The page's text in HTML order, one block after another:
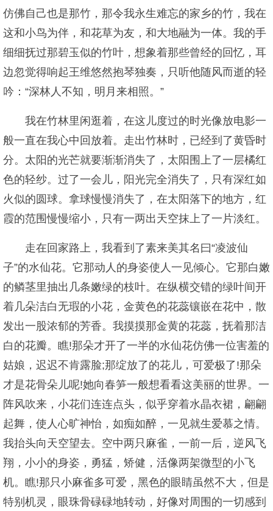
仿佛自己也是那竹，那令我永生难忘的家乡的竹，我在
这和小鸟为伴，和花草为友，和大地融为一体。我的手
细细抚过那碧玉似的竹叶，想象着那些曾经的回忆，耳
边忽觉得响起王维悠然抱琴独奏，只听他随风而逝的轻
吟：“深林人不知，明月来相照。”
我在竹林里闲逛着，在这儿度过的时光像放电影一
般一直在我心中回放着。走出竹林时，已经到了黄昏时
分。太阳的光芒就要渐渐消失了，太阳围上了一层橘红
色的轻纱。过了一会儿，阳光完全消失了，只有深红如
火似的圆球。拿球慢慢消失了，在太阳落下的地方，红
霞的范围慢慢缩小，只有一两出天空抹上了一片淡红。
走在回家路上，我看到了素来美其名曰“凌波仙
子”的水仙花。它那动人的身姿使人一见倾心。它那白嫩
的鳞茎里抽出几条嫩绿的枝叶。在纵横交错的绿叶间开
着几朵洁白无瑕的小花，金黄色的花蕊镶嵌在花中，散
发出一股浓郁的芳香。我摸摸那金黄的花蕊，抚着那洁
白的花瓣。瞧!那朵才开了一半的水仙花仿佛一位害羞的
姑娘，迟迟不肯露脸;那绽放了的花儿，可爱极了!那朵
才是花骨朵儿呢!她向春笋一般想看看这美丽的世界。一
阵风吹来，小花们连连点头，似乎穿着水晶衣裙，翩翩
起舞，使人心旷神怡，如痴如醉，一见就生爱慕之情。
我抬头向天空望去。空中两只麻雀，一前一后，逆风飞
翔，小小的身姿，勇猛，矫健，活像两架微型的小飞
机。瞧!那只小麻雀多可爱，黑色的眼睛虽然不大，但是
特别机灵，眼珠骨碌碌地转动，好像对周围的一切感到